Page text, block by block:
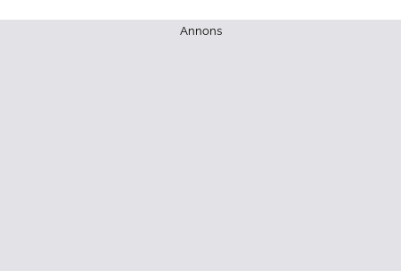
Annons